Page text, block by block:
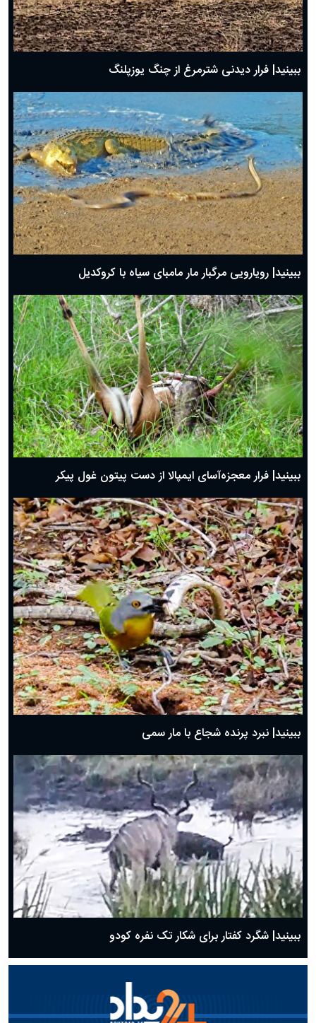
ببینید| فرار دیدنی شترمرغ از چنگ یوزپلنگ
ببینید| رویارویی مرگبار مار مامبای سیاه با کروکدیل
ببینید| فرار معجزه‌آسای ایمپالا از دست پیتون غول پیکر
ببینید| نبرد پرنده شجاع با مار سمی
ببینید| شگرد کفتار برای شکار تک نفره کودو